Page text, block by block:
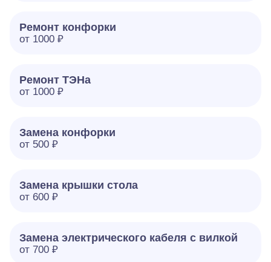
Ремонт конфорки
от 1000 ₽
Ремонт ТЭНа
от 1000 ₽
Замена конфорки
от 500 ₽
Замена крышки стола
от 600 ₽
Замена электрического кабеля с вилкой
от 700 ₽